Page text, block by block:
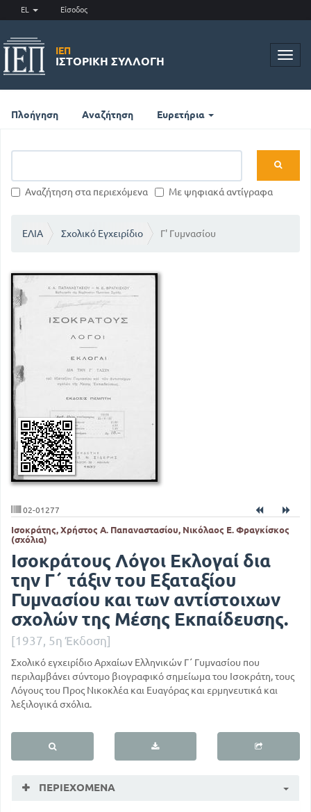
EL Είσοδος
ΙΕΠ
ΙΣΤΟΡΙΚΉ ΣΥΛΛΟΓΉ
Πλοήγηση Αναζήτηση Ευρετήρια
Αναζήτηση στα περιεχόμενα Με ψηφιακά αντίγραφα
ΕΛΙΑ Σχολικό Εγχειρίδιο Γ' Γυμνασίου
02-01277
Ισοκράτης, Χρήστος Α. Παπαναστασίου, Νικόλαος Ε. Φραγκίσκος
(σχόλια)
Ισοκράτους Λόγοι Εκλογαί δια
την Γ΄ τάξιν του Εξαταξίου
Γυμνασίου και των αντίστοιχων
σχολών της Μέσης Εκπαίδευσης.
[1937, 5η Έκδοση]
Σχολικό εγχειρίδιο Αρχαίων Ελληνικών Γ΄ Γυμνασίου που
περιλαμβάνει σύντομο βιογραφικό σημείωμα του Ισοκράτη, τους
Λόγους του Προς Νικοκλέα και Ευαγόρας και ερμηνευτικά και
λεξιλογικά σχόλια.
ΠΕΡΙΕΧΌΜΕΝΑ